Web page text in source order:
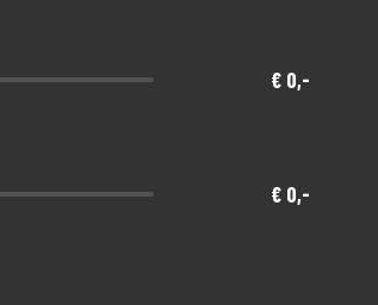
€ 0,-
€ 0,-